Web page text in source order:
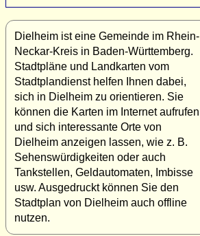
Dielheim ist eine Gemeinde im Rhein-
Neckar-Kreis in Baden-Württemberg.
Stadtpläne und Landkarten vom
Stadtplandienst helfen Ihnen dabei,
sich in Dielheim zu orientieren. Sie
können die Karten im Internet aufrufen
und sich interessante Orte von
Dielheim anzeigen lassen, wie z. B.
Sehenswürdigkeiten oder auch
Tankstellen, Geldautomaten, Imbisse
usw. Ausgedruckt können Sie den
Stadtplan von Dielheim auch offline
nutzen.